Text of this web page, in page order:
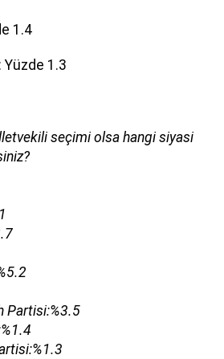
1.4
1.3
seçimi olsa hangi siyasi
Partisi:%3.5